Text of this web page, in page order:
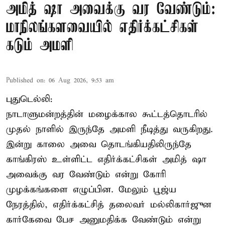
அமித் ஷா அவைக்கு வர வேண்டும்:
மாநிலங்களவையில் எதிர்க்கட்சிகள்
கடும் அமளி
Published on: 06 Aug 2026, 9:53 am
புதுடெல்லி:
நாடாளுமன்றத்தின் மழைக்கால கூட்டத்தொடரில்
முதல் நாளில் இருந்தே அமளி நீடித்து வருகிறது.
இன்று காலை அவை தொடங்கியதிலிருந்தே
காங்கிரஸ் உள்ளிட்ட எதிர்க்கட்சிகள் அமித் ஷா
அவைக்கு வர வேண்டும் என்று கோரி
முழக்கங்களை எழுப்பின. மேலும் பூஜ்ய
நேரத்தில், எதிர்க்கட்சித் தலைவர் மல்லிகார்ஜுன
கார்கேவை பேச அனுமதிக்க வேண்டும் என்று